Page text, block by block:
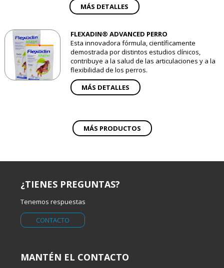
MÁS DETALLES
FLEXADIN® ADVANCED PERRO
Esta innovadora fórmula, científicamente
demostrada por distintos estudios clínicos,
contribuye a la salud de las articulaciones y a la
flexibilidad de los perros.
MÁS DETALLES
MÁS PRODUCTOS
¿TIENES PREGUNTAS?
Tenemos respuestas
CONTACTO
MANTÉN EL CONTACTO